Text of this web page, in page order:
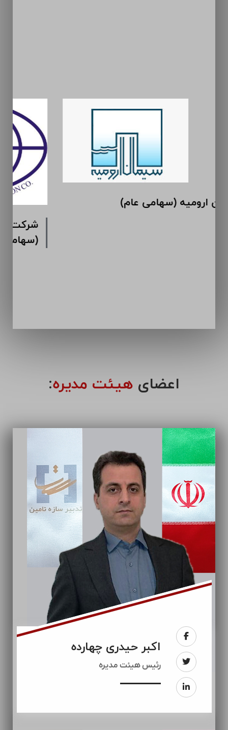
سیمان ارومیه (سهامی عام)
اعضای هیئت مدیره:
اکبر حیدری چهارده
رئيس هیئت مدیره